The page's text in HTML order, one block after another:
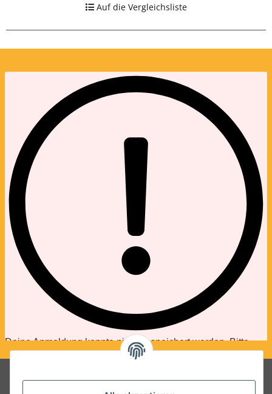
Auf die Vergleichsliste
Folgt uns auf Social Media